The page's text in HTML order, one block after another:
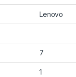
Lenovo
7
1